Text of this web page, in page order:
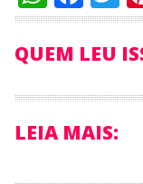
QUEM LEU
LEIA MAIS: